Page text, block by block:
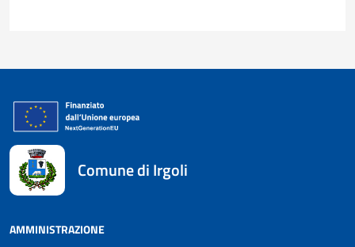
Comune di Irgoli
AMMINISTRAZIONE